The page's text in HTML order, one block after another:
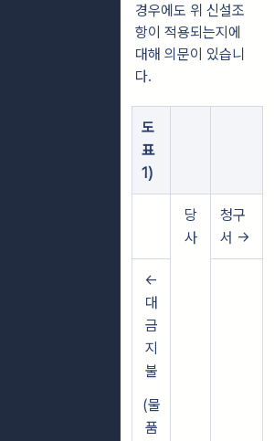
경우에도 위 신설조
항이 적용되는지에
대해 의문이 있습니
다.
도
표
1)
당
사
청구
서 →
←
대
금
지
불
(물
품